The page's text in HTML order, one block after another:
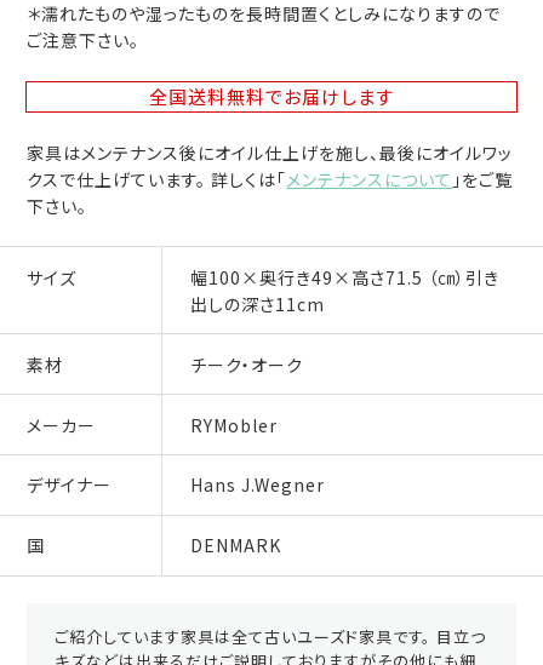
＊濡れたものや湿ったものを長時間置くとしみになりますので
ご注意下さい。
全国送料無料でお届けします
家具はメンテナンス後にオイル仕上げを施し、最後にオイルワッ
クスで仕上げています。 詳しくは「メンテナンスについて 」をご覧
下さい。
サイズ
幅100×奥行き49×高さ71.5 （㎝）引き
出しの深さ11cm
素材 チーク・オーク
メーカー RYMobler
デザイナー Hans J.Wegner
国 DENMARK
ご紹介しています家具は全て古いユーズド家具です。 目立つ